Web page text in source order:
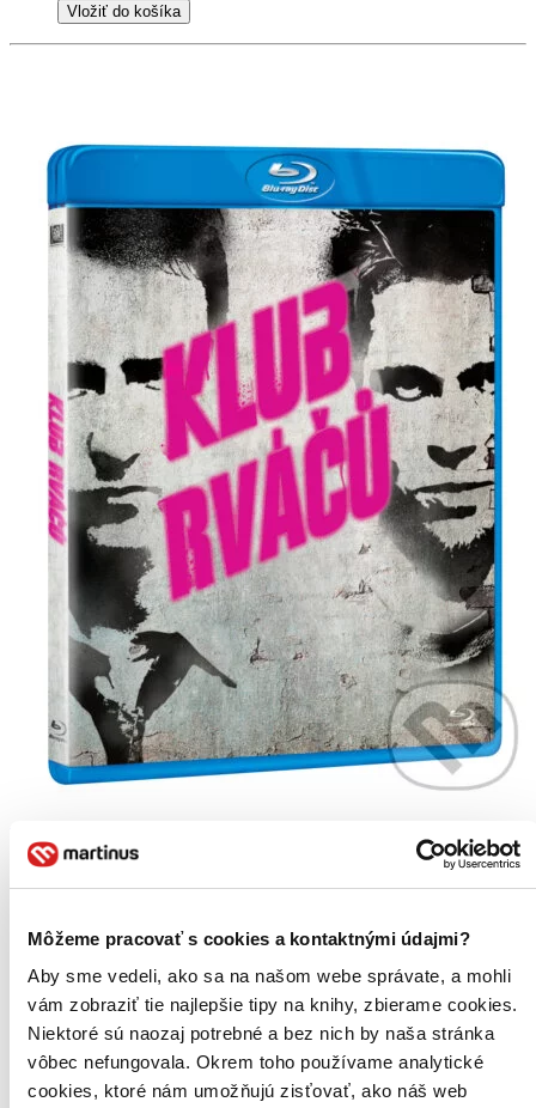
Môžeme pracovať s cookies a kontaktnými údajmi?
Aby sme vedeli, ako sa na našom webe správate, a mohli
vám zobraziť tie najlepšie tipy na knihy, zbierame cookies.
Niektoré sú naozaj potrebné a bez nich by naša stránka
vôbec nefungovala. Okrem toho používame analytické
cookies, ktoré nám umožňujú zisťovať, ako náš web
Vložiť do košíka
CZ
Helena Bonham Carter
Zach Grenier
ďalší
Na Oscara® nominovaný režisér David Fincher* uvádí "nejtemnější
z temných satir" (Newsweek) a "nekompromisní americkou
klasiku" (Rolling Stone) s Bradem Pittem a Edwardem Nortonem v